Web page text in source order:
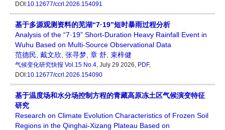
DOI:10.12677/ccrl.2026.154091
基于多源观测资料的芜湖“7·19”短时暴雨过程分析
Analysis of the “7·19” Short-Duration Heavy Rainfall Event in
Wuhu Based on Multi-Source Observational Data
范德民 戴文欣 张寻梦 章 舒 束梓健
气候变化研究快报 Vol.15 No.4, July 29 2026, PDF,
DOI:10.12677/ccrl.2026.154090
基于温度场和水分场控制方程的青藏高原冻土区气候演变特征
研究
Research on Climate Evolution Characteristics of Frozen Soil
Regions in the Qinghai-Xizang Plateau Based on